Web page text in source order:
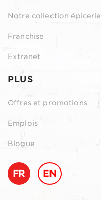
Notre collection épicerie
Franchise
Extranet
PLUS
Offres et promotions
Emplois
Blogue
FR EN